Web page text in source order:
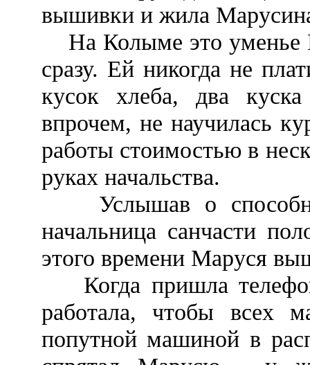
вышивки и жила
На Колыме это уменье
сразу. Ей никогда не
кусок хлеба, два
впрочем, не научилась
работы стоимостью в
руках начальства.
Услышав о
начальница санчасти
этого времени Маруся
Когда пришла
работала, чтобы всех
попутной машиной в